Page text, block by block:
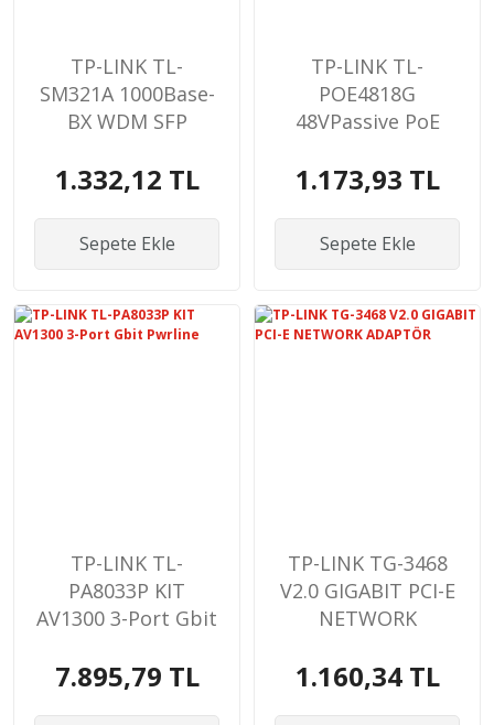
TP-LINK TL-
SM321A 1000Base-
BX WDM SFP
1.332,12 TL
Sepete Ekle
TP-LINK TL-
POE4818G
48VPassive PoE
1.173,93 TL
Sepete Ekle
TP-LINK TL-
PA8033P KIT
AV1300 3-Port Gbit
7.895,79 TL
TP-LINK TG-3468
V2.0 GIGABIT PCI-E
NETWORK
1.160,34 TL